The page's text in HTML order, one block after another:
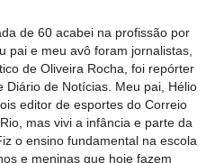
de 60 acabei na profissão por
pai e meu avô foram jornalistas,
de Oliveira Rocha, foi repórter
Diário de Notícias. Meu pai, Hélio
editor de esportes do Correio
mas vivi a infância e parte da
o ensino fundamental na escola
e meninas que hoje fazem